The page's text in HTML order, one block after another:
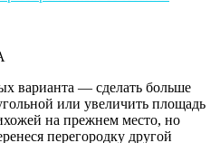
варианта — сделать больше
или увеличить площадь
на прежнем место, но
перегородку другой